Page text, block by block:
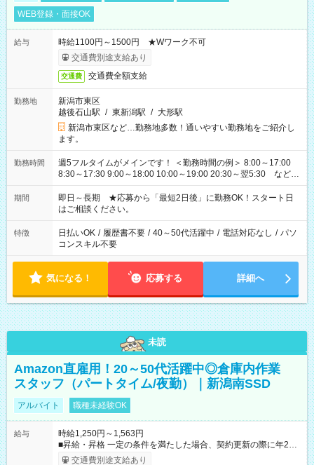
WEB登録・面接OK
給与
時給1100円～1500円 ★Wワーク不可
交通費別途支給あり
交通費 交通費全額支給
勤務地
新潟市東区
越後石山駅 / 東新潟駅 / 大形駅
新潟市東区など…勤務地多数！通いやすい勤務地をご紹介し
ます。
勤務時間
週5フルタイムがメインです！ ＜勤務時間の例＞ 8:00～17:00
8:30～17:30 9:00～18:00 10:00～19:00 20:30～翌5:30 など ★
その他にも勤務時間多数！ 日勤のみ、残業なし、交替制など
ご希望を教えてください！
期間
即日～長期 ★応募から「最短2日後」に勤務OK！スタート日
はご相談ください。
特徴 日払いOK / 履歴書不要 / 40～50代活躍中 / 電話対応なし / パソ
コンスキル不要
気になる！ 応募する 詳細へ
未読
Amazon直雇用！20～50代活躍中◎倉庫内作業
スタッフ（パートタイム/夜勤）｜新潟南SSD
アルバイト 職種未経験OK
給与
時給1,250円～1,563円
■昇給・昇格 一定の条件を満たした場合、契約更新の際に年2回
まで昇給の機会があります。 ■正社員登用制度あり ※月末締/翌
交通費別途支給あり